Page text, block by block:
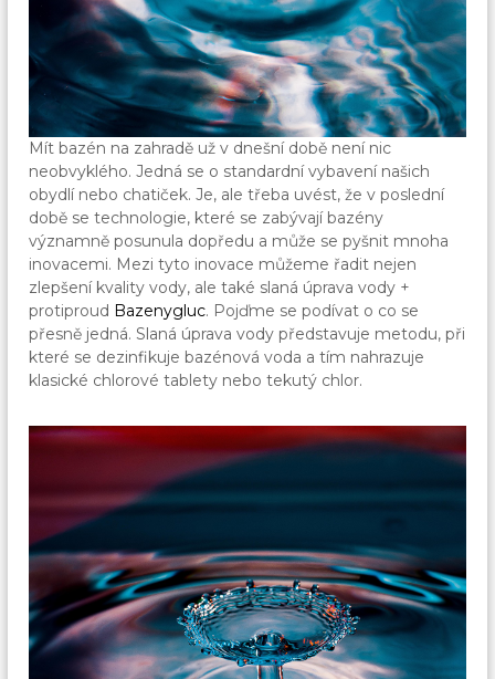
Mít bazén na zahradě už v dnešní době není nic
neobvyklého. Jedná se o standardní vybavení našich
obydlí nebo chatiček. Je, ale třeba uvést, že v poslední
době se technologie, které se zabývají bazény
významně posunula dopředu a může se pyšnit mnoha
inovacemi. Mezi tyto inovace můžeme řadit nejen
zlepšení kvality vody, ale také slaná úprava vody +
protiproud Bazenygluc. Pojďme se podívat o co se
přesně jedná. Slaná úprava vody představuje metodu, při
které se dezinfikuje bazénová voda a tím nahrazuje
klasické chlorové tablety nebo tekutý chlor.